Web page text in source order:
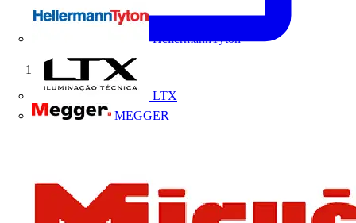
HellermannTyton
LTX
MEGGER
Início